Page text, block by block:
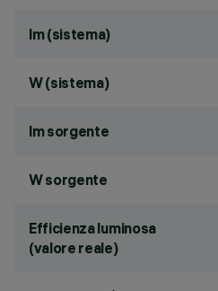
lm (sistema)
W (sistema)
lm sorgente
W sorgente
Efficienza luminosa
(valore reale)